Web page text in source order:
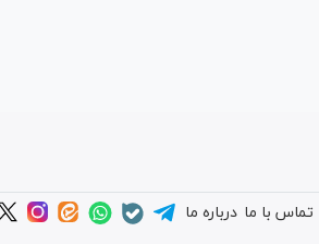
تماس با ما درباره ما